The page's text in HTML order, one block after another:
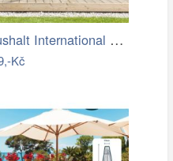
Haushalt International Kovový slunečník…
Kč